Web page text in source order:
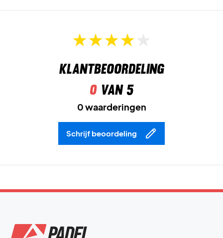
Klantbeoordeling
0van 5
0 waarderingen
Schrijf beoordeling